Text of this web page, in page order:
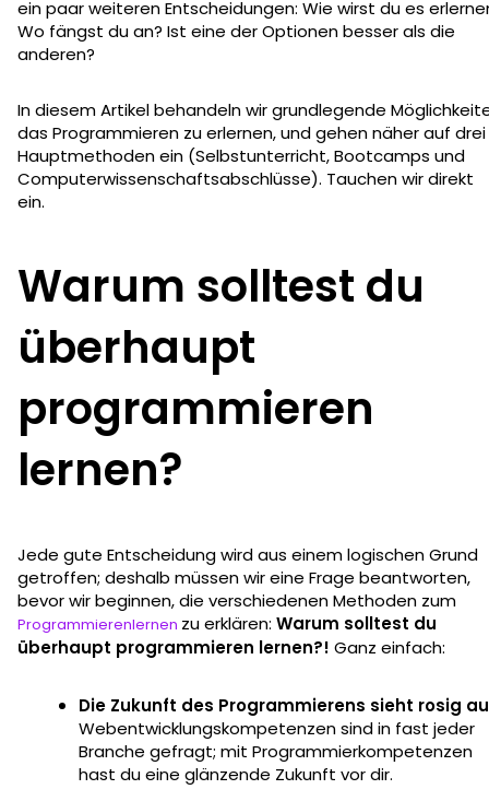
ein paar weiteren Entscheidungen: Wie wirst du es
Wo fängst du an? Ist eine der Optionen besser als die
anderen?
In diesem Artikel behandeln wir grundlegende
das Programmieren zu erlernen, und gehen näher auf drei
Hauptmethoden ein (Selbstunterricht, Bootcamps und
Computerwissenschaftsabschlüsse). Tauchen wir direkt
ein.
Warum solltest du
überhaupt
programmieren
lernen?
Jede gute Entscheidung wird aus einem logischen Grund
getroffen; deshalb müssen wir eine Frage beantworten,
bevor wir beginnen, die verschiedenen Methoden zum
Programmierenlernen zu erklären: Warum solltest du
überhaupt programmieren lernen?! Ganz einfach:
Die Zukunft des Programmierens sieht rosig
Webentwicklungskompetenzen sind in fast jeder
Branche gefragt; mit Programmierkompetenzen
hast du eine glänzende Zukunft vor dir.